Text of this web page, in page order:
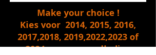
Make your choice !
Kies voor 2014, 2015, 2016,
2017,2018, 2019,2022,2023 of
2024 voor een volledige